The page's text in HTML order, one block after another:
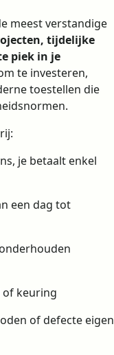
meest verstandige
tijdelijke
piek in je
te investeren,
toestellen die
je betaalt enkel
een dag tot
of keuring
of defecte eigen